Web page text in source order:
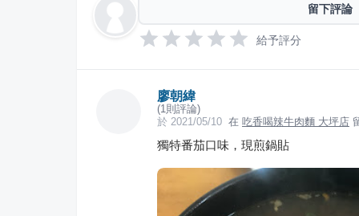
留下評論
給予評分
廖朝緯
(1則評論)
於 2021/05/10 在 吃香喝辣牛肉麵 大坪店
獨特番茄口味，現煎鍋貼